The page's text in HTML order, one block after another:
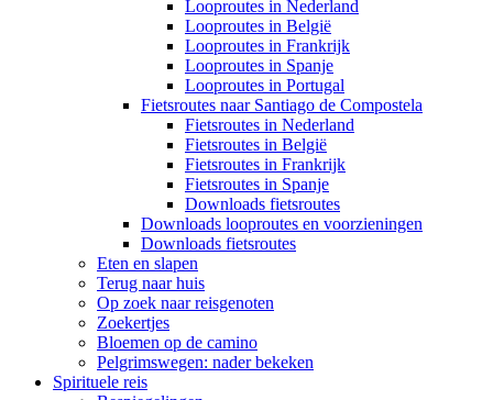
Looproutes in Nederland
Looproutes in België
Looproutes in Frankrijk
Looproutes in Spanje
Looproutes in Portugal
Fietsroutes naar Santiago de Compostela
Fietsroutes in Nederland
Fietsroutes in België
Fietsroutes in Frankrijk
Fietsroutes in Spanje
Downloads fietsroutes
Downloads looproutes en voorzieningen
Downloads fietsroutes
Eten en slapen
Terug naar huis
Op zoek naar reisgenoten
Zoekertjes
Bloemen op de camino
Pelgrimswegen: nader bekeken
Spirituele reis